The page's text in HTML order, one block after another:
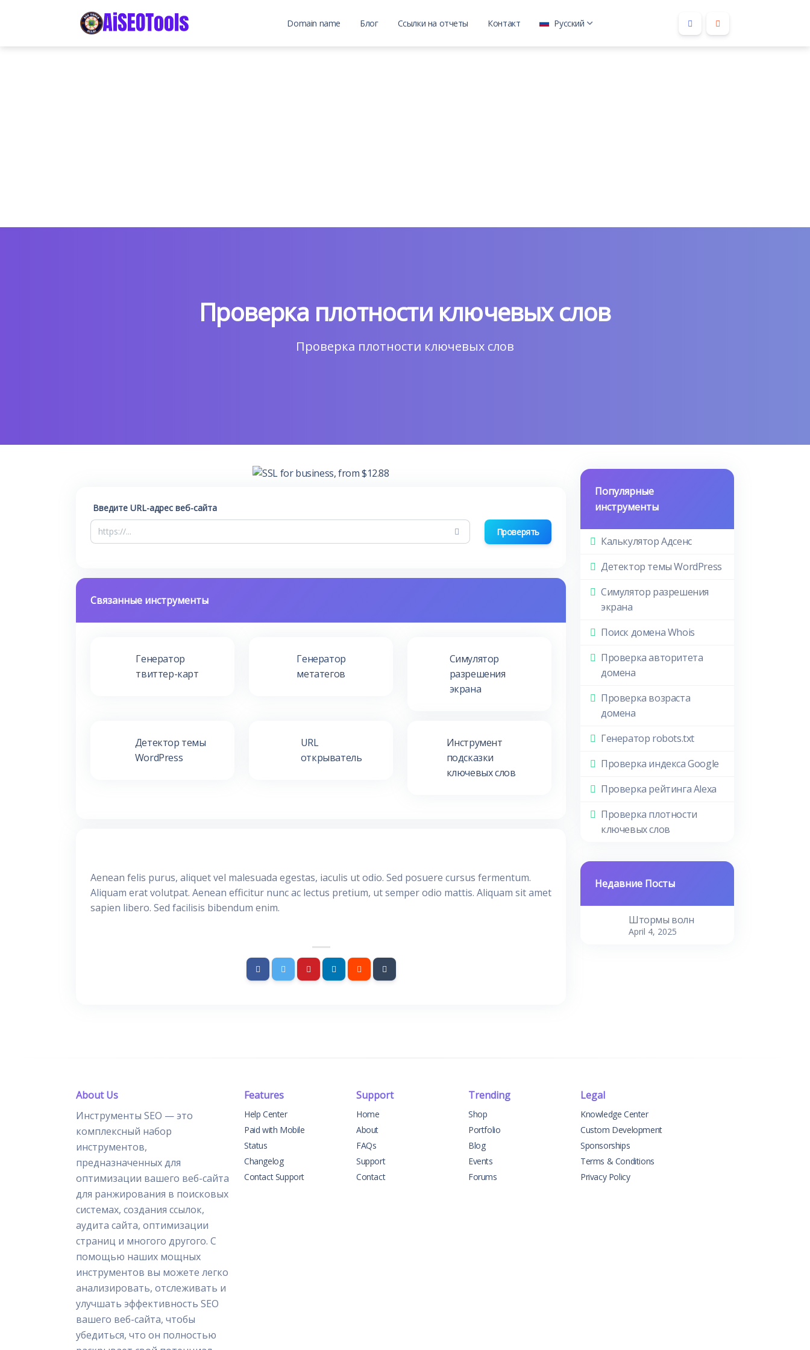
Domain name Блог Ссылки на отчеты Контакт Русский
Проверка плотности ключевых слов
Проверка плотности ключевых слов
Введите URL-адрес веб-сайта
Проверять
Связанные инструменты
Генератор
твиттер-карт
Генератор
метатегов
Симулятор
разрешения
экрана
Детектор темы
WordPress
URL
открыватель
Инструмент
подсказки
ключевых слов
Aenean felis purus, aliquet vel malesuada egestas, iaculis ut odio. Sed posuere cursus fermentum.
Aliquam erat volutpat. Aenean efficitur nunc ac lectus pretium, ut semper odio mattis. Aliquam sit amet
sapien libero. Sed facilisis bibendum enim.
Популярные
инструменты
Калькулятор Адсенс
Детектор темы WordPress
Симулятор разрешения
экрана
Поиск домена Whois
Проверка авторитета
домена
Проверка возраста
домена
Генератор robots.txt
Проверка индекса Google
Проверка рейтинга Alexa
Проверка плотности
ключевых слов
Недавние Посты
Штормы волн
April 4, 2025
About Us
Инструменты SEO — это
комплексный набор
инструментов,
предназначенных для
оптимизации вашего веб-сайта
для ранжирования в поисковых
системах, создания ссылок,
аудита сайта, оптимизации
страниц и многого другого. С
помощью наших мощных
инструментов вы можете легко
анализировать, отслеживать и
улучшать эффективность SEO
вашего веб-сайта, чтобы
убедиться, что он полностью
Features
Help Center
Paid with Mobile
Status
Changelog
Contact Support
Support
Home
About
FAQs
Support
Contact
Trending
Shop
Portfolio
Blog
Events
Forums
Legal
Knowledge Center
Custom Development
Sponsorships
Terms & Conditions
Privacy Policy